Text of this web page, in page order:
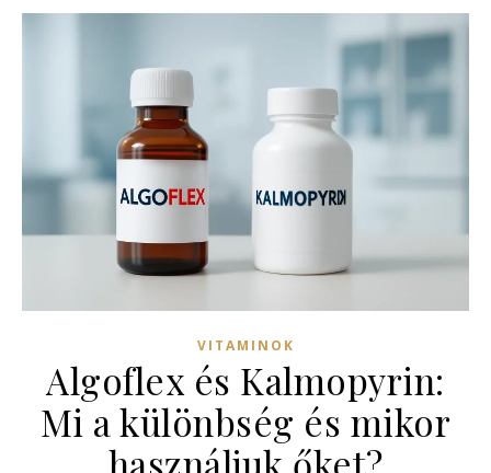
VITAMINOK
Algoflex és Kalmopyrin:
Mi a különbség és mikor
használjuk őket?